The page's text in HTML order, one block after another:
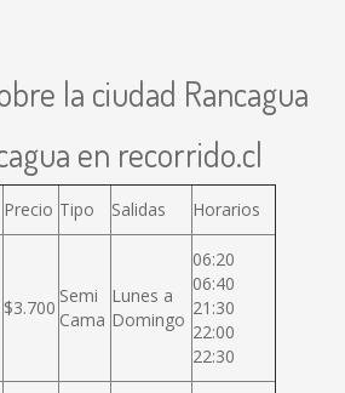
la ciudad Rancagua
en recorrido.cl
Precio Tipo Salidas Horarios
$3.700
Semi
Cama
Lunes a
Domingo
06:20
06:40
21:30
22:00
22:30